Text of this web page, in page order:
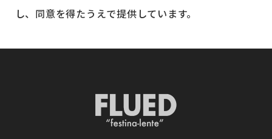
し、同意を得たうえで提供しています。